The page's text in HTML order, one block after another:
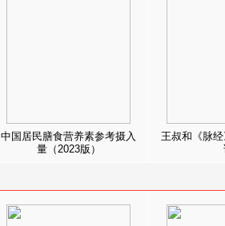
中国居民膳食营养素参考摄入
量（2023版）
王叔和《脉